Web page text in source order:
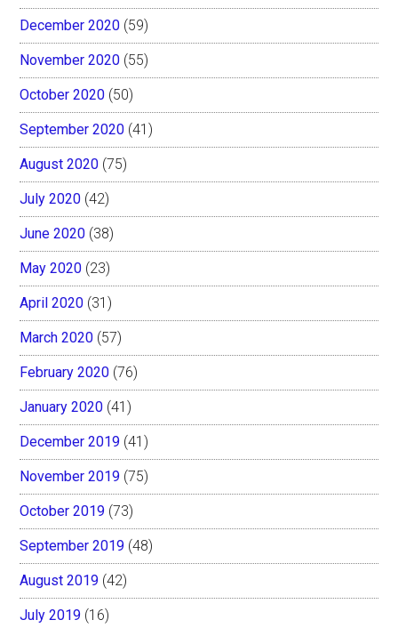
December 2020 (59)
November 2020 (55)
October 2020 (50)
September 2020 (41)
August 2020 (75)
July 2020 (42)
June 2020 (38)
May 2020 (23)
April 2020 (31)
March 2020 (57)
February 2020 (76)
January 2020 (41)
December 2019 (41)
November 2019 (75)
October 2019 (73)
September 2019 (48)
August 2019 (42)
July 2019 (16)